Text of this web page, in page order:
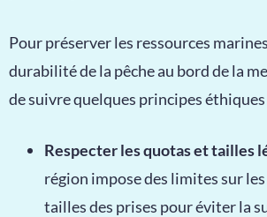
Pour préserver les ressources
durabilité de la pêche au bord de la
de suivre quelques principes éthiques
Respecter les quotas et tailles
région impose des limites sur
tailles des prises pour éviter la